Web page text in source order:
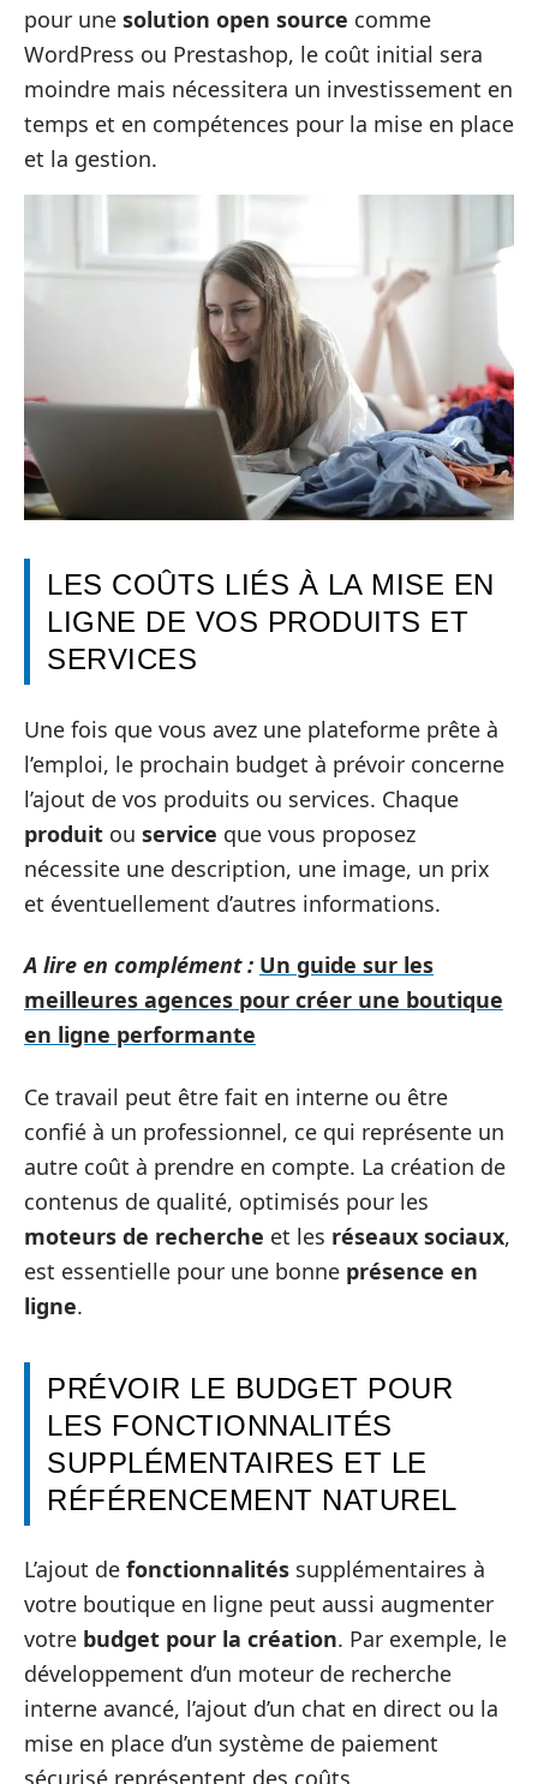
pour une solution open source comme
WordPress ou Prestashop, le coût initial sera
moindre mais nécessitera un investissement en
temps et en compétences pour la mise en place
et la gestion.
LES COÛTS LIÉS À LA MISE EN
LIGNE DE VOS PRODUITS ET
SERVICES
Une fois que vous avez une plateforme prête à
l’emploi, le prochain budget à prévoir concerne
l’ajout de vos produits ou services. Chaque
produit ou service que vous proposez
nécessite une description, une image, un prix
et éventuellement d’autres informations.
A lire en complément : Un guide sur les
meilleures agences pour créer une boutique
en ligne performante
Ce travail peut être fait en interne ou être
confié à un professionnel, ce qui représente un
autre coût à prendre en compte. La création de
contenus de qualité, optimisés pour les
moteurs de recherche et les réseaux sociaux,
est essentielle pour une bonne présence en
ligne.
PRÉVOIR LE BUDGET POUR
LES FONCTIONNALITÉS
SUPPLÉMENTAIRES ET LE
RÉFÉRENCEMENT NATUREL
L’ajout de fonctionnalités supplémentaires à
votre boutique en ligne peut aussi augmenter
votre budget pour la création. Par exemple, le
développement d’un moteur de recherche
interne avancé, l’ajout d’un chat en direct ou la
mise en place d’un système de paiement